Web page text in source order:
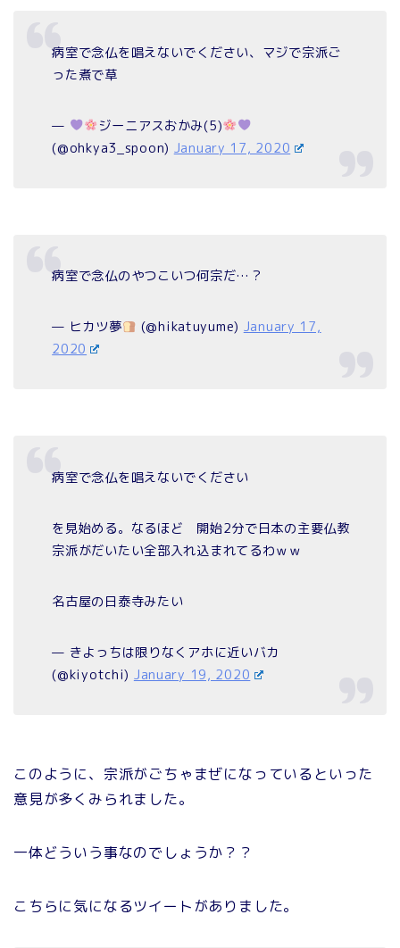
病室で念仏を唱えないでください、マジで宗派ご
った煮で草
—
ジーニアスおかみ(5)
(@ohkya3_spoon) January 17, 2020
病室で念仏のやつこいつ何宗だ…？
— ヒカツ夢 (@hikatuyume) January 17,
2020
病室で念仏を唱えないでください
を見始める。なるほど 開始2分で日本の主要仏教
宗派がだいたい全部入れ込まれてるわｗｗ
名古屋の日泰寺みたい
— きよっちは限りなくアホに近いバカ
(@kiyotchi) January 19, 2020
このように、宗派がごちゃまぜになっているといった
意見が多くみられました。
一体どういう事なのでしょうか？？
こちらに気になるツイートがありました。